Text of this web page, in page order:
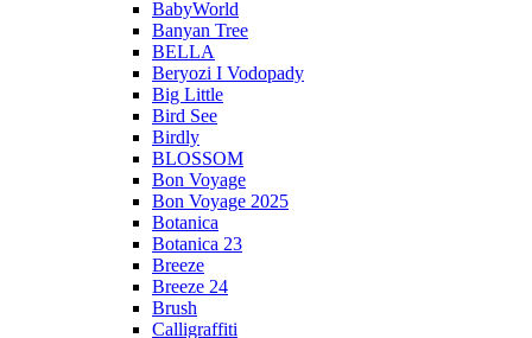
BabyWorld
Banyan Tree
BELLA
Beryozi I Vodopady
Big Little
Bird See
Birdly
BLOSSOM
Bon Voyage
Bon Voyage 2025
Botanica
Botanica 23
Breeze
Breeze 24
Brush
Calligraffiti